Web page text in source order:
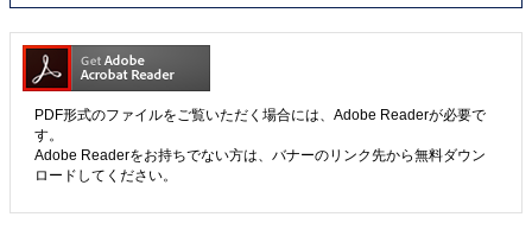
PDF形式のファイルをご覧いただく場合には、Adobe Readerが必要で
す。
Adobe Readerをお持ちでない方は、バナーのリンク先から無料ダウン
ロードしてください。